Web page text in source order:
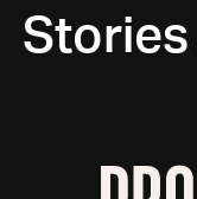
Stories